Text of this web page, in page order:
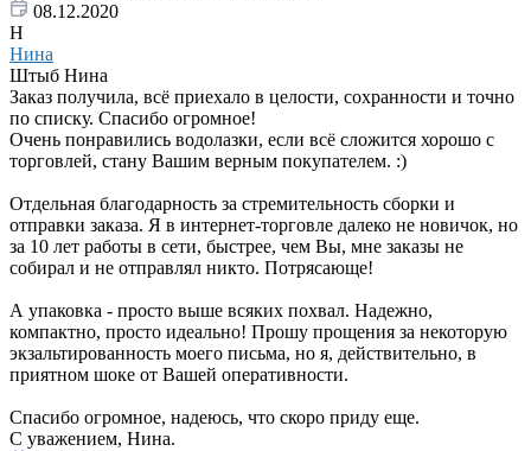
08.12.2020
Н
Нина
Штыб Нина
Заказ получила, всё приехало в целости, сохранности и точно
по списку. Спасибо огромное!
Очень понравились водолазки, если всё сложится хорошо с
торговлей, стану Вашим верным покупателем. :)
Отдельная благодарность за стремительность сборки и
отправки заказа. Я в интернет-торговле далеко не новичок, но
за 10 лет работы в сети, быстрее, чем Вы, мне заказы не
собирал и не отправлял никто. Потрясающе!
А упаковка - просто выше всяких похвал. Надежно,
компактно, просто идеально! Прошу прощения за некоторую
экзальтированность моего письма, но я, действительно, в
приятном шоке от Вашей оперативности.
Спасибо огромное, надеюсь, что скоро приду еще.
С уважением, Нина.